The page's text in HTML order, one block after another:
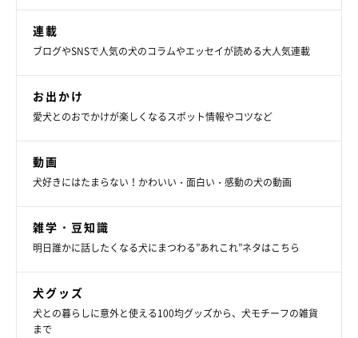
連載
ブログやSNSで人気の犬のコラムやエッセイが読める大人気連載
お出かけ
愛犬とのおでかけが楽しくなるスポット情報やコツなど
動画
犬好きにはたまらない！かわいい・面白い・感動の犬の動画
雑学・豆知識
明日誰かに話したくなる犬にまつわる”あれこれ”ネタはこちら
犬グッズ
犬との暮らしに意外と使える100均グッズから、犬モチーフの雑貨
まで